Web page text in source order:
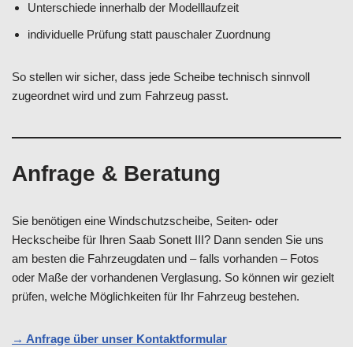
Unterschiede innerhalb der Modelllaufzeit
individuelle Prüfung statt pauschaler Zuordnung
So stellen wir sicher, dass jede Scheibe technisch sinnvoll
zugeordnet wird und zum Fahrzeug passt.
Anfrage & Beratung
Sie benötigen eine Windschutzscheibe, Seiten- oder
Heckscheibe für Ihren Saab Sonett III? Dann senden Sie uns
am besten die Fahrzeugdaten und – falls vorhanden – Fotos
oder Maße der vorhandenen Verglasung. So können wir gezielt
prüfen, welche Möglichkeiten für Ihr Fahrzeug bestehen.
→ Anfrage über unser Kontaktformular